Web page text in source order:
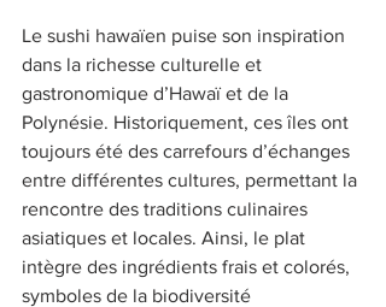
Le sushi hawaïen puise son inspiration
dans la richesse culturelle et
gastronomique d’Hawaï et de la
Polynésie. Historiquement, ces îles ont
toujours été des carrefours d’échanges
entre différentes cultures, permettant la
rencontre des traditions culinaires
asiatiques et locales. Ainsi, le plat
intègre des ingrédients frais et colorés,
symboles de la biodiversité